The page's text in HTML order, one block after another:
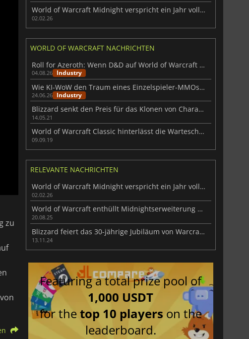
zu
World of Warcraft Midnight verspricht ein Jahr voller Inhalte
02.02.26
WORLD OF WARCRAFT NACHRICHTEN
Roll for Azeroth: Wenn D&D auf World of Warcraft trifft
04.08.26 Industry
Wie KI-WoW den Traum eines Einzelspieler-MMOs zurückbringt
24.06.26 Industry
Blizzard senkt den Preis für das Klonen von Charakteren für Burning Crusade Classic
14.05.21
World of Warcraft Classic hinterlässt die Warteschlangen
09.09.19
RELEVANTE NACHRICHTEN
World of Warcraft Midnight verspricht ein Jahr voller Inhalte
02.02.26
World of Warcraft enthüllt Midnightserweiterung 2025
20.08.25
Blizzard feiert das 30-jährige Jubiläum von Warcraft in der gesamten Franchise
13.11.24
Featuring a total prize pool of
1,000 USDT
for thetop 10 players on the
leaderboard.